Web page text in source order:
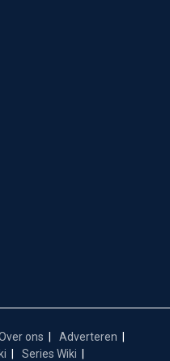
ons
Adverteren
Series Wiki